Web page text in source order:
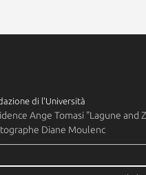
di l'Università
Ange Tomasi "Lagune and
Diane Moulenc